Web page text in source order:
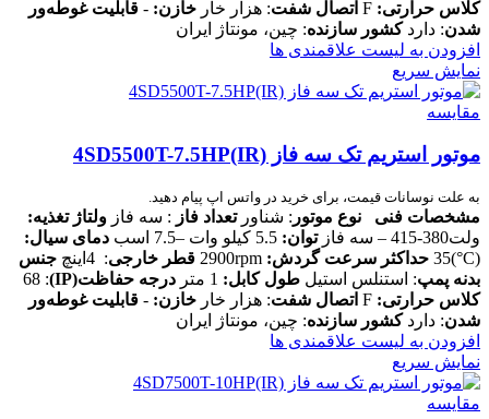
کلاس حرارتی: F اتصال شفت: هزار خار خازن: - قابلیت غوطه‌ور
شدن: داردکشور سازنده: چین، مونتاژ ایران
افزودن به لیست علاقمندی ها
نمایش سریع
مقایسه
موتور استریم تک سه فاز 4SD5500T-7.5HP(IR)
به علت نوسانات قیمت، برای خرید در واتس اپ پیام دهید.
مشخصات فنی نوع موتور : شناورتعداد فاز : سه فاز ولتاژ تغذیه:
ولت380-415 – سه فاز
توان: 5.5 کیلو وات –7.5 اسب
دمای سیال:
(C°)35
حداکثر سرعت گردش: 2900rpm قطر خارجی: 4اینچ
جنس
بدنه پمپ: استنلس استیل طول کابل: 1 متر درجه حفاظت(IP)
: 68
کلاس حرارتی: F اتصال شفت: هزار خار خازن: - قابلیت غوطه‌ور
شدن: داردکشور سازنده: چین، مونتاژ ایران
افزودن به لیست علاقمندی ها
نمایش سریع
مقایسه